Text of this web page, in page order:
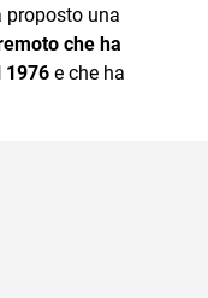
proposto una
che ha
1976 e che ha